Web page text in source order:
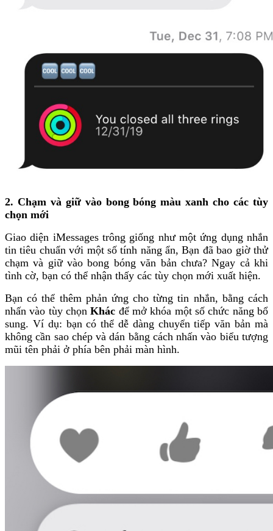
2. Chạm và giữ vào bong bóng màu xanh cho các tùy
chọn mới
Giao diện iMessages trông giống như một ứng dụng nhắn
tin tiêu chuẩn với một số tính năng ẩn, Bạn đã bao giờ thử
chạm và giữ vào bong bóng văn bản chưa? Ngay cả khi
tình cờ, bạn có thể nhận thấy các tùy chọn mới xuất hiện.
Bạn có thể thêm phản ứng cho từng tin nhắn, bằng cách
nhấn vào tùy chọnKhác để mở khóa một số chức năng bổ
sung. Ví dụ: bạn có thể dễ dàng chuyển tiếp văn bản mà
không cần sao chép và dán bằng cách nhấn vào biểu tượng
mũi tên phải ở phía bên phải màn hình.